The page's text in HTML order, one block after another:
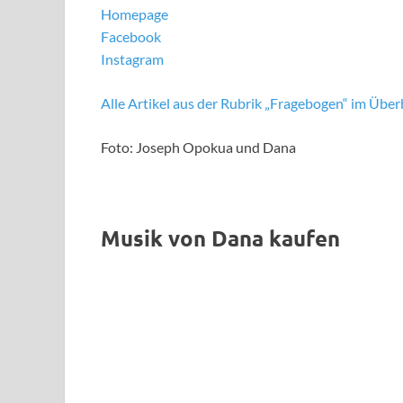
Homepage
Facebook
Instagram
Alle Artikel aus der Rubrik „Fragebogen“ im
Foto: Joseph Opokua und Dana
Musik von Dana kaufen